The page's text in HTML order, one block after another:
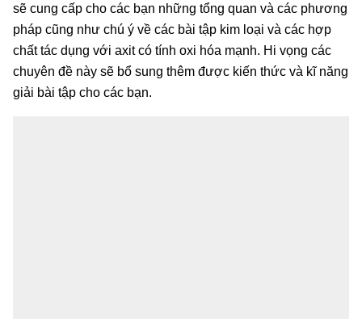
sẽ cung cấp cho các bạn những tổng quan và các phương
pháp cũng như chú ý về các bài tập kim loại và các hợp
chất tác dụng với axit có tính oxi hóa mạnh. Hi vọng các
chuyên đề này sẽ bổ sung thêm được kiến thức và kĩ năng
giải bài tập cho các bạn.